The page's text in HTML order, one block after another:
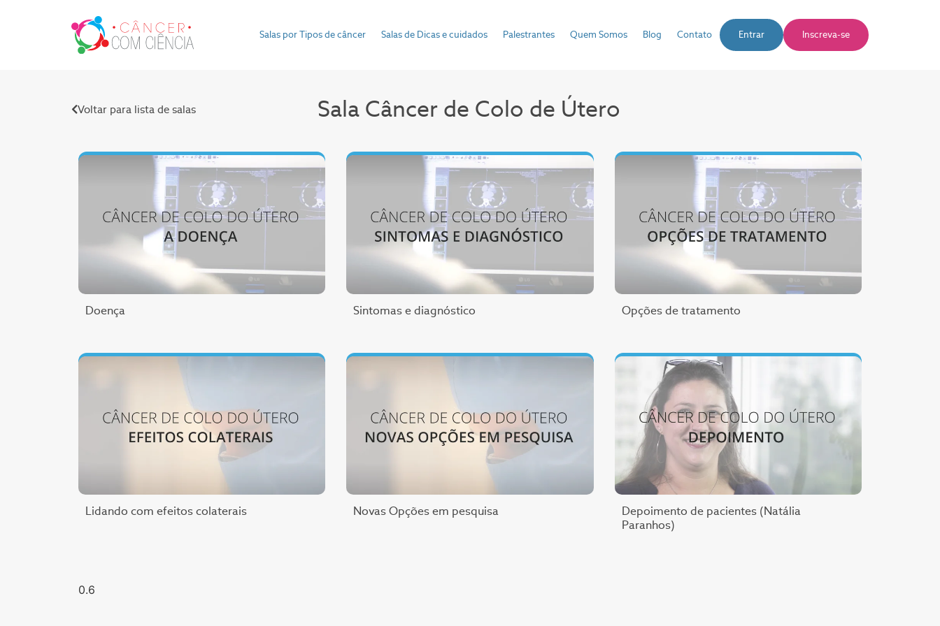
Salas por Tipos de câncer Salas de Dicas e cuidados Palestrantes Quem Somos Blog Contato Entrar Inscreva-se
Voltar para lista de salas Sala Câncer de Colo de Útero
Doença Sintomas e diagnóstico Opções de tratamento
Lidando com efeitos colaterais Novas Opções em pesquisa
Depoimento de pacientes (Natália
Paranhos)